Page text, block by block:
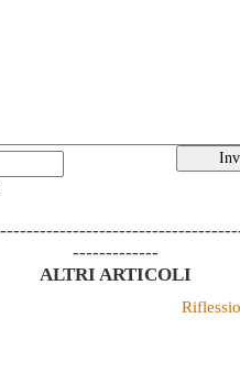
-------------
ALTRI ARTICOLI